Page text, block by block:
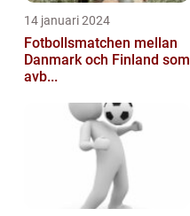
14 januari 2024
Fotbollsmatchen mellan
Danmark och Finland som
avb...